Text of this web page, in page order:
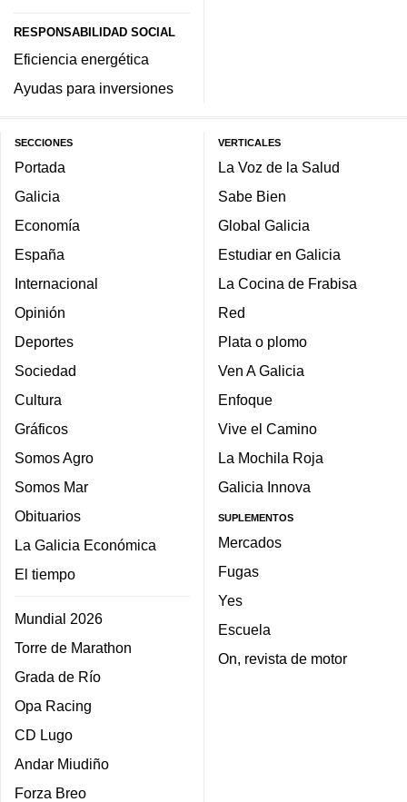
RESPONSABILIDAD SOCIAL
Eficiencia energética
Ayudas para inversiones
SECCIONES
Portada
Galicia
Economía
España
Internacional
Opinión
Deportes
Sociedad
Cultura
Gráficos
Somos Agro
Somos Mar
Obituarios
La Galicia Económica
El tiempo
Mundial 2026
Torre de Marathon
Grada de Río
Opa Racing
CD Lugo
Andar Miudiño
Forza Breo
VERTICALES
La Voz de la Salud
Sabe Bien
Global Galicia
Estudiar en Galicia
La Cocina de Frabisa
Red
Plata o plomo
Ven A Galicia
Enfoque
Vive el Camino
La Mochila Roja
Galicia Innova
SUPLEMENTOS
Mercados
Fugas
Yes
Escuela
On, revista de motor